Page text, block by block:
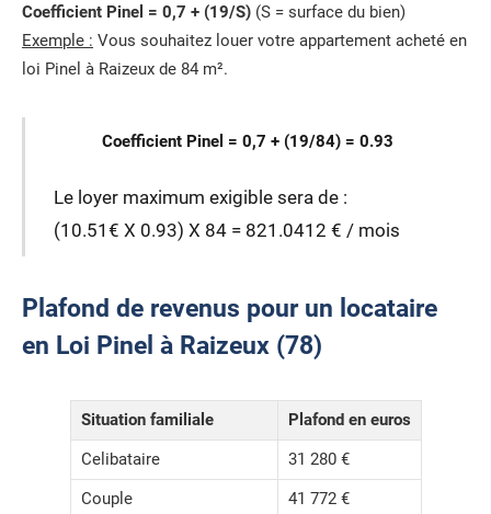
Coefficient Pinel = 0,7 + (19/S) (S = surface du bien)
Exemple : Vous souhaitez louer votre appartement acheté en
loi Pinel à Raizeux de 84 m².
Coefficient Pinel = 0,7 + (19/84) = 0.93
Le loyer maximum exigible sera de :
(10.51€ X 0.93) X 84 = 821.0412 € / mois
Plafond de revenus pour un locataire
en Loi Pinel à Raizeux (78)
Situation familiale
Plafond en euros
Celibataire
31 280 €
Couple
41 772 €